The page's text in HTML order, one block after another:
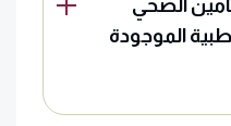
الصحي
الموجودة